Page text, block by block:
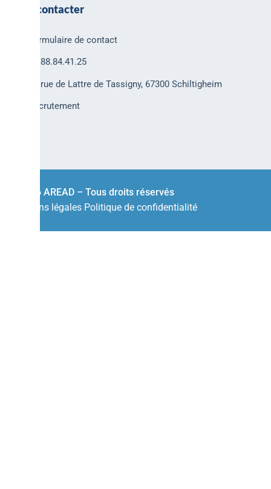
Nous contacter
Formulaire de contact
03.88.84.41.25
30 rue de Lattre de Tassigny, 67300 Schiltigheim
Recrutement
© 2026 AREAD – Tous droits réservés
Mentions légales Politique de confidentialité